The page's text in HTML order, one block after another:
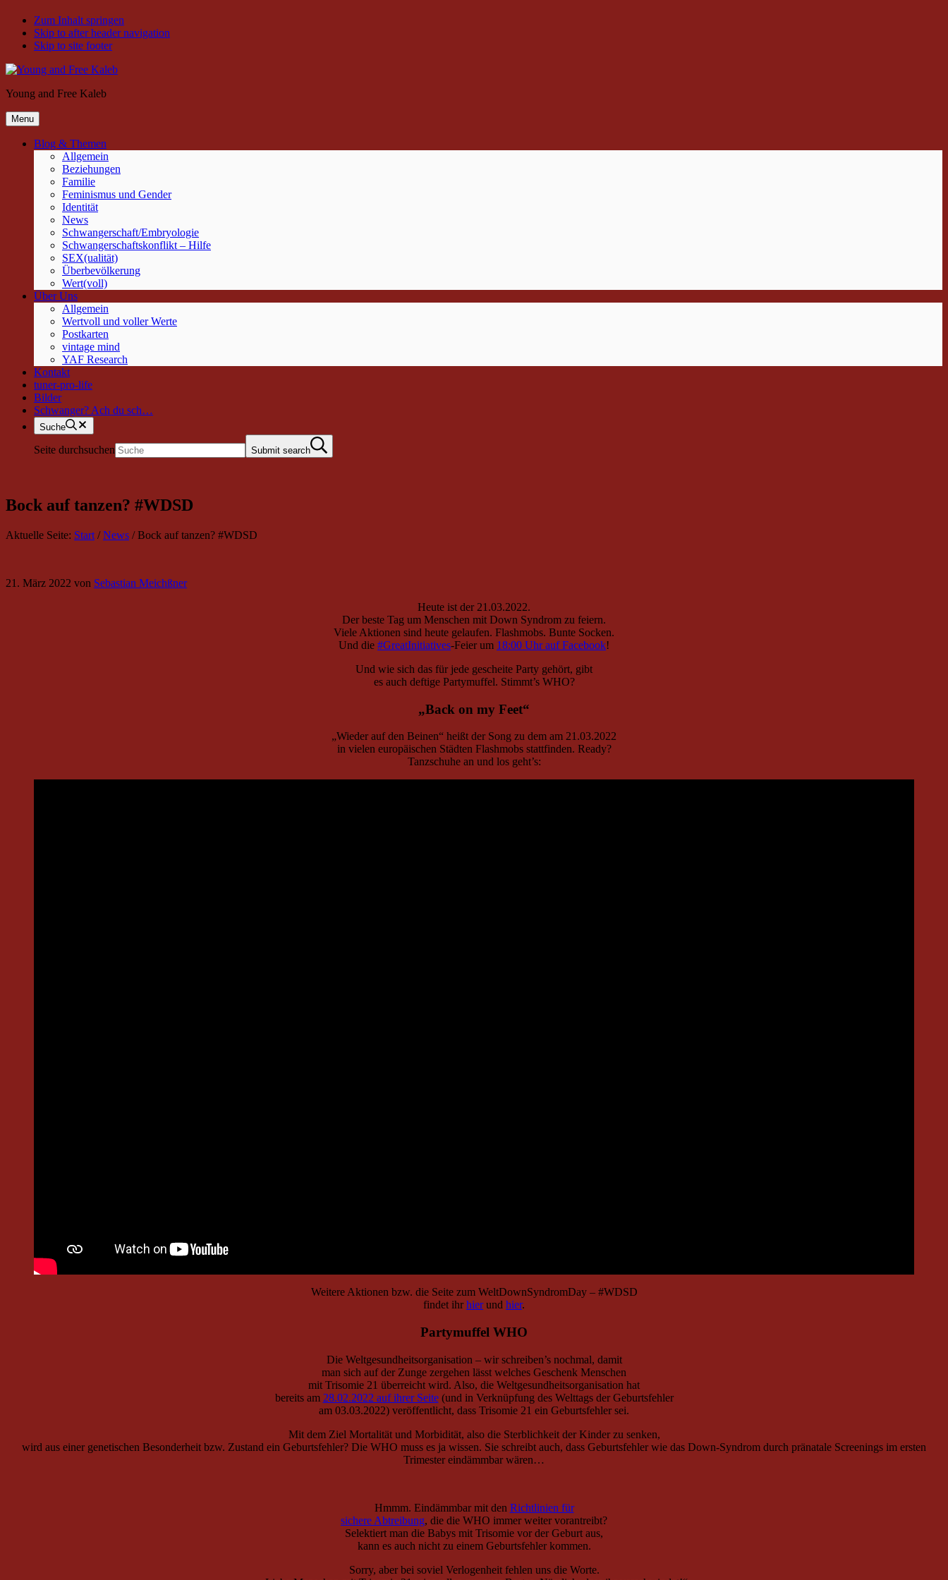
Zum Inhalt springen
Skip to after header navigation
Skip to site footer
Young and Free Kaleb
Menu
Blog & Themen
Allgemein
Beziehungen
Familie
Feminismus und Gender
Identität
News
Schwangerschaft/Embryologie
Schwangerschaftskonflikt – Hilfe
SEX(ualität)
Überbevölkerung
Wert(voll)
Über Uns
Allgemein
Wertvoll und voller Werte
Postkarten
vintage mind
YAF Research
Kontakt
tuner-pro-life
Bilder
Schwanger? Ach du sch…
Suche
Seite durchsuchen Submit search
Bock auf tanzen? #WDSD
Aktuelle Seite: Start / News /Bock auf tanzen? #WDSD
21. März 2022 von Sebastian Meichßner
Heute ist der 21.03.2022.
Der beste Tag um Menschen mit Down Syndrom zu feiern.
Viele Aktionen sind heute gelaufen. Flashmobs. Bunte Socken.
Und die #GreatInitiatives-Feier um 18:00 Uhr auf Facebook!
Und wie sich das für jede gescheite Party gehört, gibt
es auch deftige Partymuffel. Stimmt’s WHO?
„Back on my Feet“
„Wieder auf den Beinen“ heißt der Song zu dem am 21.03.2022
in vielen europäischen Städten Flashmobs stattfinden. Ready?
Tanzschuhe an und los geht’s:
Weitere Aktionen bzw. die Seite zum WeltDownSyndromDay – #WDSD
findet ihrhierund hier.
Partymuffel WHO
Die Weltgesundheitsorganisation – wir schreiben’s nochmal, damit
man sich auf der Zunge zergehen lässt welches Geschenk Menschen
mit Trisomie 21 überreicht wird. Also, die Weltgesundheitsorganisation hat
bereits am 28.02.2022 auf ihrer Seite(und in Verknüpfung des Welttags der Geburtsfehler
am 03.03.2022) veröffentlicht, dass Trisomie 21 ein Geburtsfehler sei.
Mit dem Ziel Mortalität und Morbidität, also die Sterblichkeit der Kinder zu senken,
wird aus einer genetischen Besonderheit bzw. Zustand ein Geburtsfehler? Die WHO muss es ja wissen. Sie schreibt auch, dass Geburtsfehler wie das Down-Syndrom durch pränatale Screenings im ersten
Trimester eindämmbar wären…
Hmmm. Eindämmbar mit den Richtlinien für
sichere Abtreibung, die die WHO immer weiter vorantreibt?
Selektiert man die Babys mit Trisomie vor der Geburt aus,
kann es auch nicht zu einem Geburtsfehler kommen.
Sorry, aber bei soviel Verlogenheit fehlen uns die Worte.